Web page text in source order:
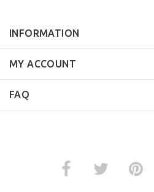
INFORMATION
MY ACCOUNT
FAQ